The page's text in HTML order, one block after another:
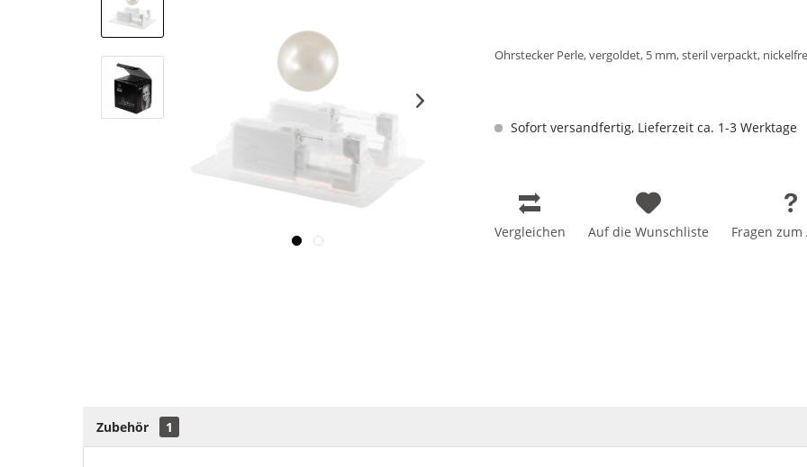
Ohrstecker Perle, vergoldet, 5 mm, steril verpackt,
Sofort versandfertig, Lieferzeit ca. 1-3 Werktage
Vergleichen Auf die Wunschliste Fragen zum
Zubehör 1